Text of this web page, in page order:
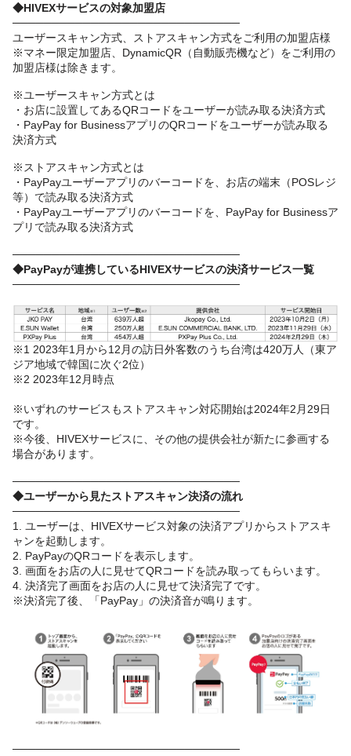
◆HIVEXサービスの対象加盟店
─────────────────────────────
ユーザースキャン方式、ストアスキャン方式をご利用の加盟店様
※マネー限定加盟店、DynamicQR（自動販売機など）をご利用の
加盟店様は除きます。
※ユーザースキャン方式とは
・お店に設置してあるQRコードをユーザーが読み取る決済方式
・PayPay for BusinessアプリのQRコードをユーザーが読み取る
決済方式
※ストアスキャン方式とは
・PayPayユーザーアプリのバーコードを、お店の端末（POSレジ
等）で読み取る決済方式
・PayPayユーザーアプリのバーコードを、PayPay for Businessア
プリで読み取る決済方式
─────────────────────────────
◆PayPayが連携しているHIVEXサービスの決済サービス一覧
─────────────────────────────
※1 2023年1月から12月の訪日外客数のうち台湾は420万人（東ア
ジア地域で韓国に次ぐ2位）
※2 2023年12月時点
※いずれのサービスもストアスキャン対応開始は2024年2月29日
です。
※今後、HIVEXサービスに、その他の提供会社が新たに参画する
場合があります。
─────────────────────────────
◆ユーザーから見たストアスキャン決済の流れ
─────────────────────────────
1. ユーザーは、HIVEXサービス対象の決済アプリからストアスキ
ャンを起動します。
2. PayPayのQRコードを表示します。
3. 画面をお店の人に見せてQRコードを読み取ってもらいます。
4. 決済完了画面をお店の人に見せて決済完了です。
※決済完了後、「PayPay」の決済音が鳴ります。
─────────────────────────────